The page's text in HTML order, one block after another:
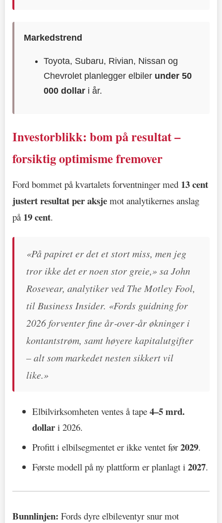
Markedstrend
Toyota, Subaru, Rivian, Nissan og
Chevrolet planlegger elbiler under 50
000 dollar i år.
Investorblikk: bom på resultat –
forsiktig optimisme fremover
Ford bommet på kvartalets forventninger med 13 cent
justert resultat per aksje mot analytikernes anslag
på 19 cent.
«På papiret er det et stort miss, men jeg
tror ikke det er noen stor greie,» sa John
Rosevear, analytiker ved The Motley Fool,
til Business Insider. «Fords guidning for
2026 forventer fine år‑over‑år økninger i
kontantstrøm, samt høyere kapitalutgifter
– alt som markedet nesten sikkert vil
like.»
Elbilvirksomheten ventes å tape 4–5 mrd.
dollar i 2026.
Profitt i elbilsegmentet er ikke ventet før2029.
Første modell på ny plattform er planlagt i 2027.
Bunnlinjen: Fords dyre elbileventyr snur mot